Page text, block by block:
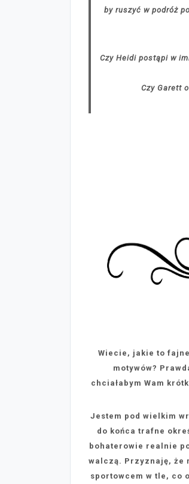
by ruszyć w podróż
Czy Heidi postąpi w
Czy Garett
Wiecie, jakie to
motywów?
chciałabym Wam
Jestem pod wielkim
do końca trafne
bohaterowie realnie
walczą. Przyznaję, że
sportowcem w tle, co